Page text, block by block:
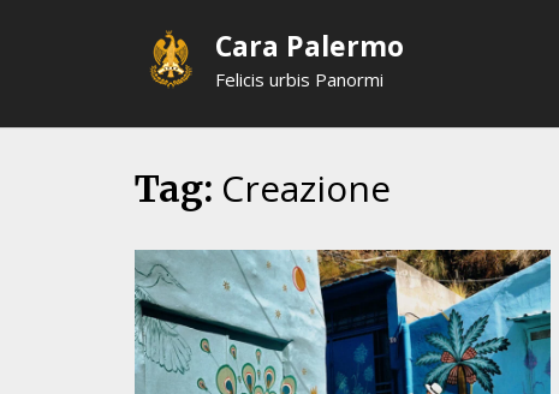
Cara Palermo
Felicis urbis Panormi
Tag: Creazione